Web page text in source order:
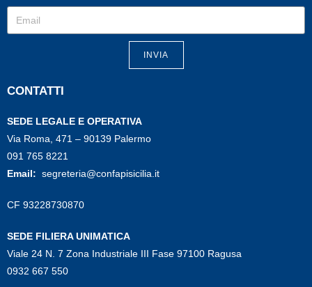
INVIA
CONTATTI
SEDE LEGALE E OPERATIVA
Via Roma, 471 – 90139 Palermo
091 765 8221
Email: segreteria@confapisicilia.it
CF 93228730870
SEDE FILIERA UNIMATICA
Viale 24 N. 7 Zona Industriale III Fase 97100 Ragusa
0932 667 550